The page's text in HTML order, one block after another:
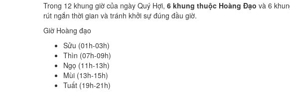
Trong 12 khung giờ của ngày Quý Hợi, 6 khung thuộc Hoàng Đạo và 6
rút ngắn thời gian và tránh khởi sự đúng đầu giờ.
Giờ Hoàng đạo
Sửu (01h-03h)
Thìn (07h-09h)
Ngọ (11h-13h)
Mùi (13h-15h)
Tuất (19h-21h)